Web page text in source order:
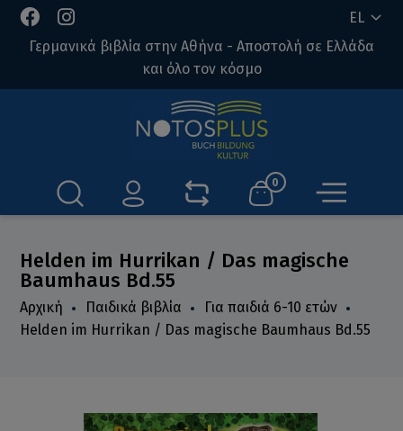
EL
Γερμανικά βιβλία στην Αθήνα - Αποστολή σε Ελλάδα
και όλο τον κόσμο
0
Helden im Hurrikan / Das magische
Baumhaus Bd.55
Αρχική Παιδικά βιβλία
Για παιδιά 6-10 ετών
Helden im Hurrikan / Das magische Baumhaus Bd.55